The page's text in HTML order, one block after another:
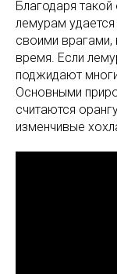
Благодаря
лемурам
своими врагами,
время. Если
поджидают
Основными
считаются
изменчивые